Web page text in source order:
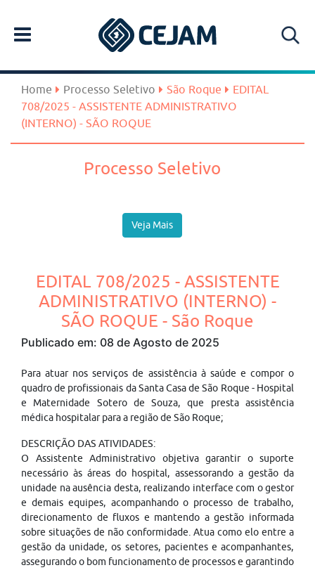
Home Processo Seletivo São Roque
EDITAL
708/2025 - ASSISTENTE ADMINISTRATIVO
(INTERNO) - SÃO ROQUE
Processo Seletivo
Veja Mais
EDITAL 708/2025 - ASSISTENTE
ADMINISTRATIVO (INTERNO) -
SÃO ROQUE - São Roque
Publicado em: 08 de Agosto de 2025
Para atuar nos serviços de assistência à saúde e compor o
quadro de profissionais da Santa Casa de São Roque - Hospital
e Maternidade Sotero de Souza, que presta assistência
médica hospitalar para a região de São Roque;
DESCRIÇÃO DAS ATIVIDADES:
O Assistente Administrativo objetiva garantir o suporte
necessário às áreas do hospital, assessorando a gestão da
unidade na ausência desta, realizando interface com o gestor
e demais equipes, acompanhando o processo de trabalho,
direcionamento de fluxos e mantendo a gestão informada
sobre situações de não conformidade. Atua como elo entre a
gestão da unidade, os setores, pacientes e acompanhantes,
assegurando o bom funcionamento de processos e garantindo